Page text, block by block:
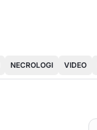
NECROLOGI VIDEO